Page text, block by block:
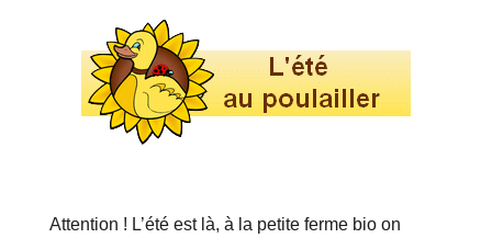
Attention ! L’été est là, à la petite ferme bio on